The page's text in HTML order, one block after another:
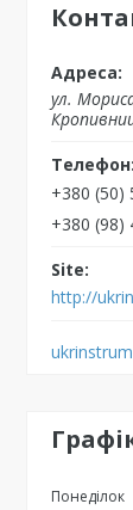
ул.
+380 (50)
+380 (98)
http://
Понеділок